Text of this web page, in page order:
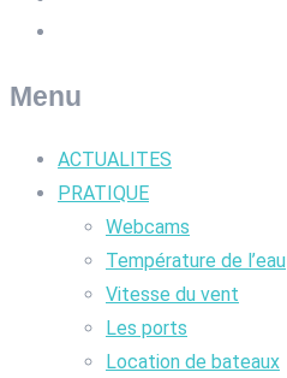
Menu
ACTUALITES
PRATIQUE
Webcams
Température de l’eau
Vitesse du vent
Les ports
Location de bateaux